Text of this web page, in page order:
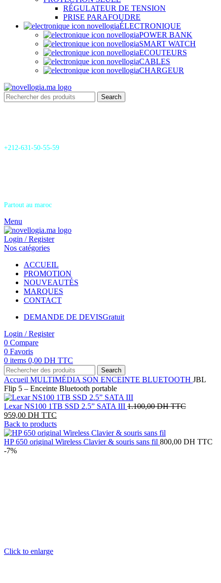
RÉGULATEUR DE TENSION
PRISE PARAFOUDRE
ÉLECTRONIQUE
POWER BANK
SMART WATCH
ECOUTEURS
CABLES
CHARGEUR
Search
+212-631-50-55-59
Partout au maroc
Menu
Login / Register
Nos catégories
ACCUEIL
PROMOTION
NOUVEAUTÉS
MARQUES
CONTACT
DEMANDE DE DEVISGratuit
Login / Register
0 Compare
0 Favoris
0 items 0,00 DH TTC
Search
Accueil MULTIMÉDIA SON ENCEINTE BLUETOOTH JBL
Flip 5 – Enceinte Bluetooth portable
Lexar NS100 1TB SSD 2.5” SATA III 1.100,00DH TTCLe
1.100,00
959,00 DH TTC
prix
actuel
est :
Back to products
HP 650 original Wireless Clavier & souris sans fil 800,00 DH TTC
-7%
Click to enlarge